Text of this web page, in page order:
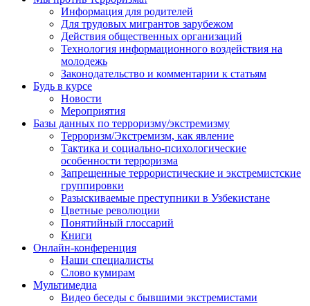
Информация для родителей
Для трудовых мигрантов зарубежом
Действия общественных организаций
Технология информационного воздействия на
молодежь
Законодательство и комментарии к статьям
Будь в курсе
Новости
Мероприятия
Базы данных по терроризму/экстремизму
Терроризм/Экстремизм, как явление
Тактика и социально-психологические
особенности терроризма
Запрещенные террористические и экстремистские
группировки
Разыскиваемые преступники в Узбекистане
Цветные революции
Понятийный глоссарий
Книги
Онлайн-конференция
Наши специалисты
Слово кумирам
Мультимедиа
Видео беседы с бывшими экстремистами